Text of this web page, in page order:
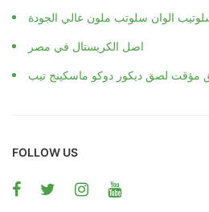
سلوتيب الوان سلوتب ملون عالي الجودة
اصل الكريستال في مصر
FOLLOW US